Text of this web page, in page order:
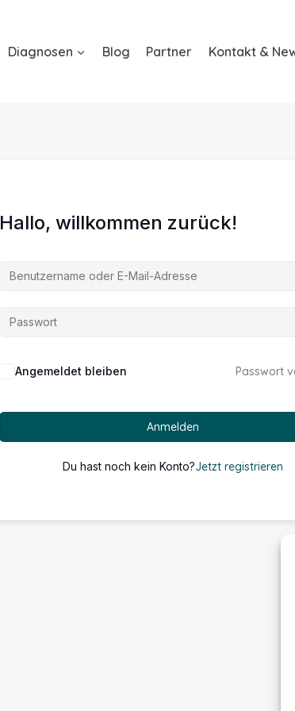
Diagnosen Blog Partner Kontakt &
Hallo, willkommen zurück!
Alternative:
Angemeldet bleiben Passwort
Anmelden
Du hast noch kein Konto?Jetzt registrieren